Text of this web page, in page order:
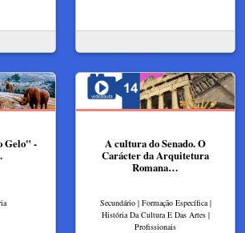
Gelo" -
A cultura do Senado. O
Carácter da Arquitetura
Romana…
Secundário | Formação Específica |
História Da Cultura E Das Artes |
Profissionais